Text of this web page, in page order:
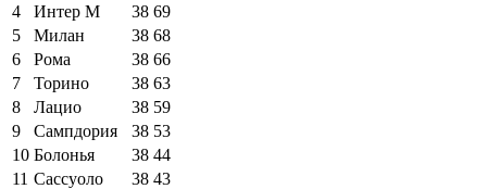
4
Интер М 38 69
5
Милан 38 68
6
Рома 38 66
7
Торино 38 63
8
Лацио 38 59
9
Сампдория 38 53
10 Болонья 38 44
11 Сассуоло 38 43